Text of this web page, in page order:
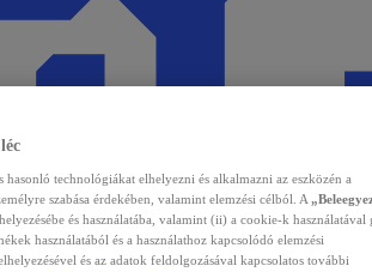
hasonló technológiákat elhelyezni és alkalmazni az eszközén a
szabása érdekében, valamint elemzési célból. A
és használatába, valamint (ii) a cookie-k
használatából és a használathoz kapcsolódó elemzési
és az adatok feldolgozásával kapcsolatos további